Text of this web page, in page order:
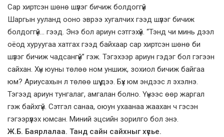
Сар хиртсэн шөнө шүлэг бичиж болдоггүй
Шаргын ууланд ооно эврээ хугалчих гээд шүлэг бичиж
болдоггүй… гээд. Энэ бол ариун сэтгэхүй. “Тэнд чи минь дээл
оёод хуруугаа хатгах гээд байхаар сар хиртсэн шөнө би
шүлэг бичиж чадсангүй” гэж. Тэгэхээр ариун гэдэг бол гэгээн
сайхан. Хүн юуны төлөө ном уншиж, зохиол бичиж байгаа
юм? Ариусахын л төлөө шүү дээ. Бүх юм эндээс л эхэлнэ.
Тэгээд ариун тунгалаг, амгалан болно. Үүнээс өөр жаргал
гэж байхгүй. Сэтгэл санаа, оюун ухаанаа жаахан ч гэсэн
гэгээрүүлэх юмсан. Миний эцсийн зорилго бол энэ.
Ж.Б. Баярлалаа. Танд сайн сайхныг хүсье.